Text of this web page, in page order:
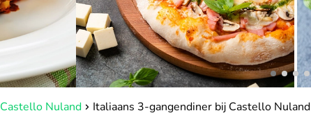
Castello Nuland Italiaans 3-gangendiner bij Castello Nuland